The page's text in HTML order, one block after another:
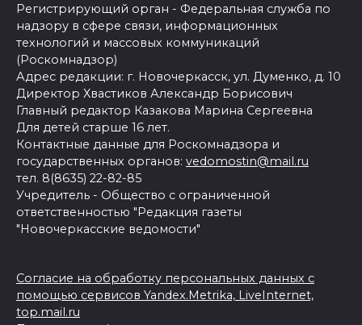
Регистрирующий орган - Федеральная служба по
надзору в сфере связи, информационных
технологий и массовых коммуникаций
(Роскомнадзор)
Адрес редакции: г. Новочеркасск, ул. Думенко, д. 10
Директор Хвастиков Александр Борисович
Главный редактор Казакова Марина Сергеевна
Для детей старше 16 лет.
Контактные данные для Роскомнадзора и
государственных органов: vedomostin@mail.ru
тел. 8(8635) 22-82-85
Учредитель - Общество с ограниченной
ответственностью "Редакция газеты
"Новочеркасские ведомости"
Согласие на обработку персональных данных с
помощью сервисов Yandex.Metrika, LiveInternet,
top.mail.ru